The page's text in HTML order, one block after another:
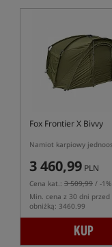
Fox Frontier X Bivvy
3 460,99 PLN
Cena kat.: 3 509,99 / -1%
Min. cena z 30 dni przed
obniżką: 3460.99
KUP